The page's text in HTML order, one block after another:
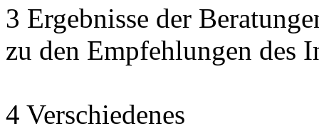
3 Ergebnisse der
zu den Empfehlungen des
4 Verschiedenes